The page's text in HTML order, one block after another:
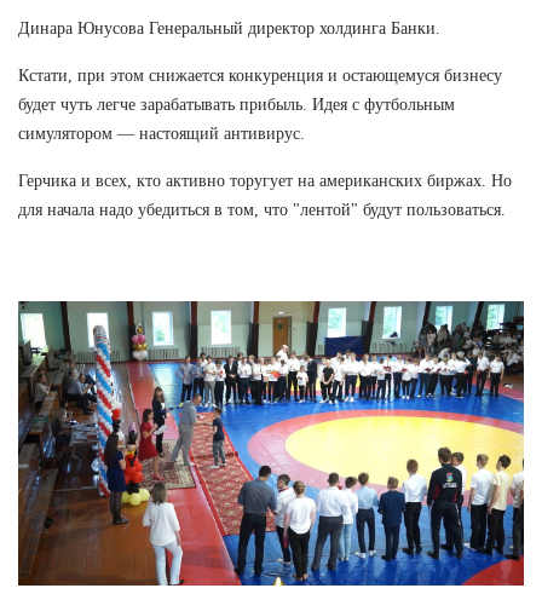
Динара Юнусова Генеральный директор холдинга Банки.
Кстати, при этом снижается конкуренция и остающемуся бизнесу
будет чуть легче зарабатывать прибыль. Идея с футбольным
симулятором — настоящий антивирус.
Герчика и всех, кто активно торугует на американских биржах. Но
для начала надо убедиться в том, что "лентой" будут пользоваться.